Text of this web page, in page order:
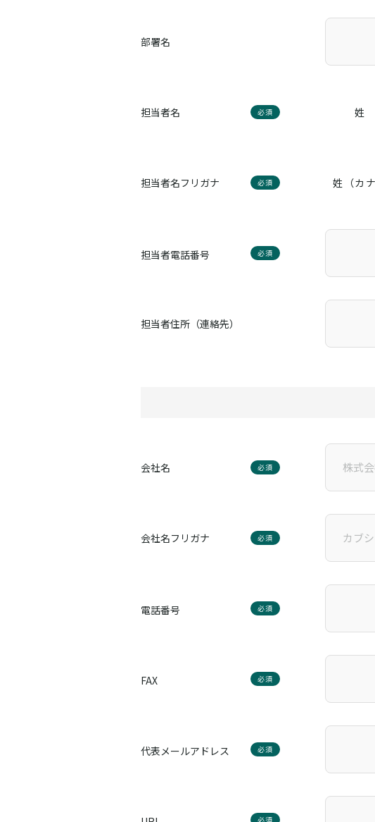
部署名
担当者名 必須 姓
担当者名フリガナ 必須 姓（カナ
担当者電話番号 必須
担当者住所（連絡先）
会社名 必須
会社名フリガナ 必須
電話番号 必須
FAX 必須
代表メールアドレス 必須
必須